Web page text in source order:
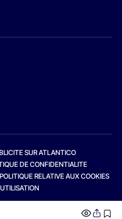
SUR ATLANTICO
DE CONFIDENTIALITE
POLITIQUE RELATIVE AUX COOKIES